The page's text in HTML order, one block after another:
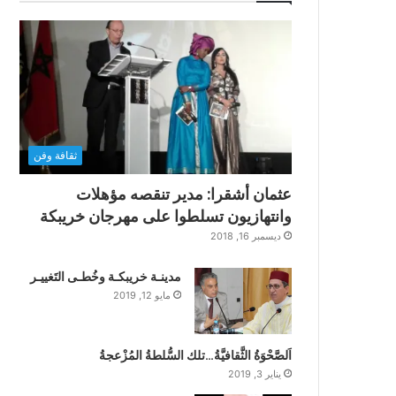
ثقافة وفن
عثمان أشقرا: مدير تنقصه مؤهلات
وانتهازيون تسلطوا على مهرجان خريبكة
ديسمبر 16, 2018
مدينـة خريبكـة وخُطـى التَغييـر
مايو 12, 2019
اَلصَّحْوَةُ الثَّقافيَّةُ…تلك السُّلطةُ المُزْعجةُ
يناير 3, 2019